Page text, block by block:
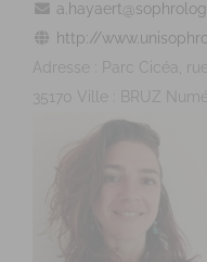
http://
Adresse : Parc Cicéa,
35170 Ville : BRUZ